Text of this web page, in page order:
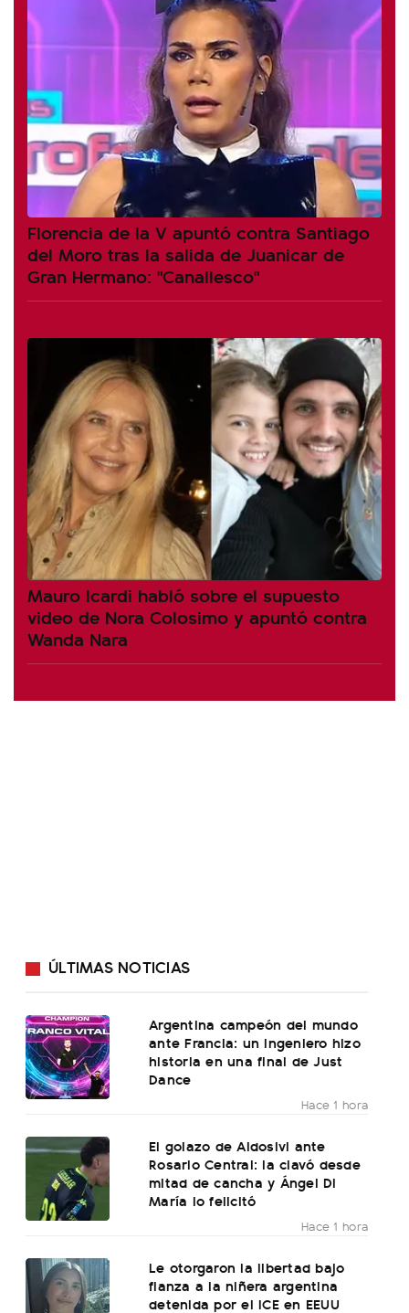
Florencia de la V apuntó contra Santiago
del Moro tras la salida de Juanicar de
Gran Hermano: "Canallesco"
Mauro Icardi habló sobre el supuesto
video de Nora Colosimo y apuntó contra
Wanda Nara
ÚLTIMAS NOTICIAS
Argentina campeón del mundo
ante Francia: un ingeniero hizo
historia en una final de Just
Dance
Hace 1 hora
El golazo de Aldosivi ante
Rosario Central: la clavó desde
mitad de cancha y Ángel Di
María lo felicitó
Hace 1 hora
Le otorgaron la libertad bajo
fianza a la niñera argentina
detenida por el ICE en EEUU